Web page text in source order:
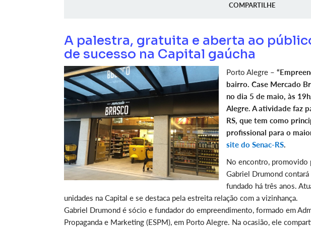
COMPARTILHE
A palestra, gratuita e aberta ao
de sucesso na Capital gaúcha
Porto Alegre –
bairro. Case Mercado
no dia 5 de maio, às
Alegre. A atividade faz
RS, que tem como
profissional para o
site do Senac-RS.
No encontro, promovido
Gabriel Drumond
fundado há três anos.
unidades na Capital e se destaca pela estreita relação com a vizinhança.
Gabriel Drumond é sócio e fundador do empreendimento, formado em
Propaganda e Marketing (ESPM), em Porto Alegre. Na ocasião, ele